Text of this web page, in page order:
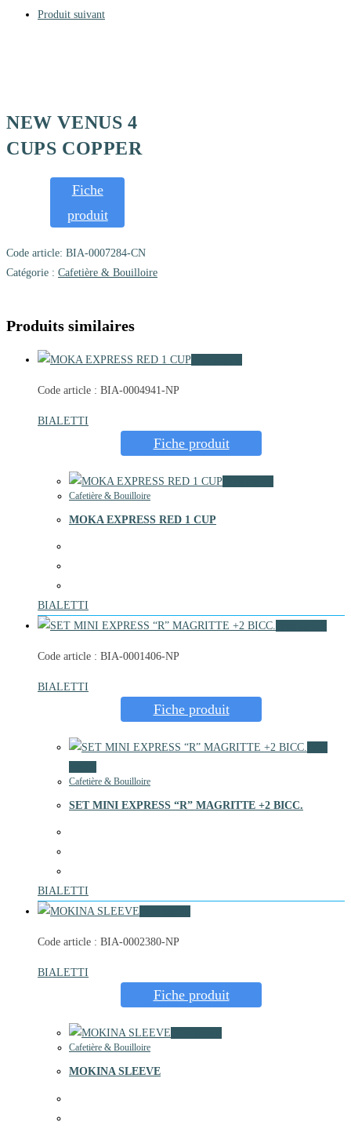
Produit suivant
NEW VENUS 4
CUPS COPPER
Fiche
produit
Code article: BIA-0007284-CN
Catégorie : Cafetière & Bouilloire
Produits similaires
Code article : BIA-0004941-NP
BIALETTI
Fiche produit
Cafetière & Bouilloire
MOKA EXPRESS RED 1 CUP
BIALETTI
Code article : BIA-0001406-NP
BIALETTI
Fiche produit
Cafetière & Bouilloire
SET MINI EXPRESS “R” MAGRITTE +2 BICC.
BIALETTI
Code article : BIA-0002380-NP
BIALETTI
Fiche produit
Cafetière & Bouilloire
MOKINA SLEEVE